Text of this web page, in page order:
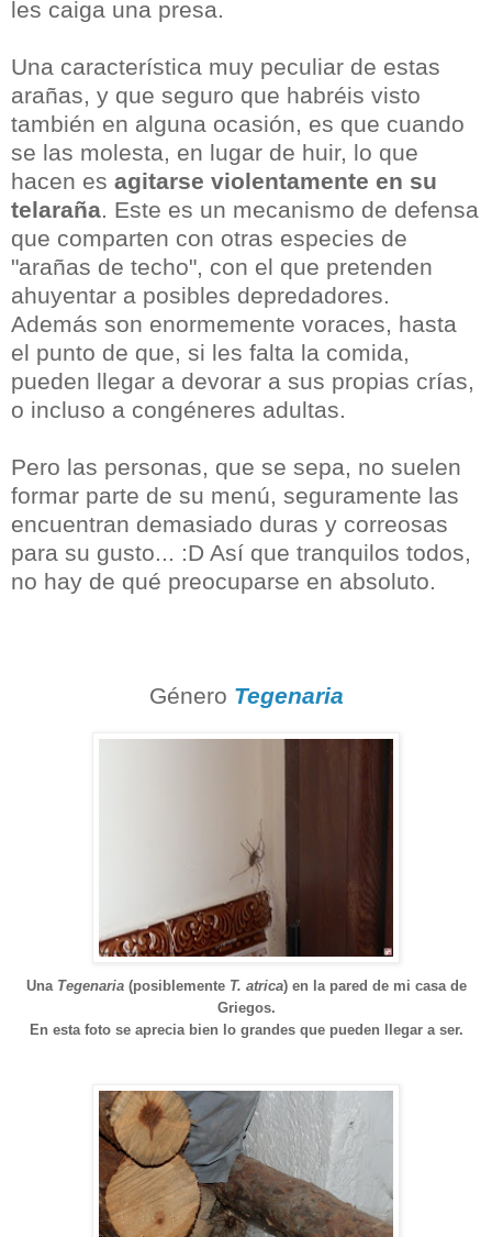
les caiga una presa.
Una característica muy peculiar de estas
arañas, y que seguro que habréis visto
también en alguna ocasión, es que cuando
se las molesta, en lugar de huir, lo que
hacen es agitarse violentamente en su
telaraña. Este es un mecanismo de defensa
que comparten con otras especies de
"arañas de techo", con el que pretenden
ahuyentar a posibles depredadores.
Además son enormemente voraces, hasta
el punto de que, si les falta la comida,
pueden llegar a devorar a sus propias crías,
o incluso a congéneres adultas.
Pero las personas, que se sepa, no suelen
formar parte de su menú, seguramente las
encuentran demasiado duras y correosas
para su gusto... :D Así que tranquilos todos,
no hay de qué preocuparse en absoluto.
Género Tegenaria
Una Tegenaria (posiblemente T. atrica) en la pared de mi casa de
Griegos.
En esta foto se aprecia bien lo grandes que pueden llegar a ser.